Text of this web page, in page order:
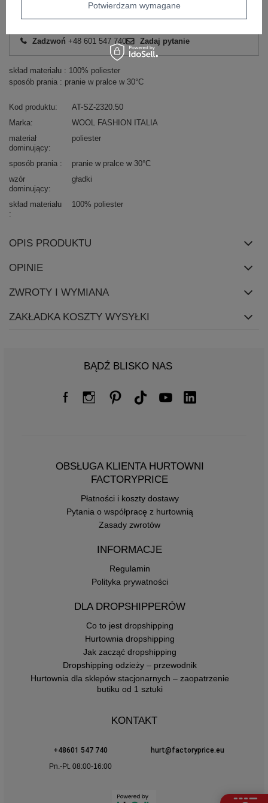
Zadzwoń +48 601 547 740 Zadaj pytanie
skład materiału : 100% poliester
sposób prania : pranie w pralce w 30°C
Kod produktu
AT-SZ-2320.50
Marka
WOOL FASHION ITALIA
materiał
dominujący
poliester
sposób prania
pranie w pralce w 30°C
wzór
dominujący
gładki
skład materiału 100% poliester
OPIS PRODUKTU
OPINIE
ZWROTY I WYMIANA
ZAKŁADKA KOSZTY WYSYŁKI
BĄDŹ BLISKO NAS
OBSŁUGA KLIENTA HURTOWNI
FACTORYPRICE
Płatności i koszty dostawy
Pytania o współpracę z hurtownią
Zasady zwrotów
INFORMACJE
Regulamin
Polityka prywatności
DLA DROPSHIPPERÓW
Co to jest dropshipping
Hurtownia dropshipping
Jak zacząć dropshipping
Dropshipping odzieży – przewodnik
Hurtownia dla sklepów stacjonarnych – zaopatrzenie
butiku od 1 sztuki
KONTAKT
+48601 547 740
hurt@factoryprice.eu
Pn.-Pt. 08:00-16:00
Potwierdzam wymagane